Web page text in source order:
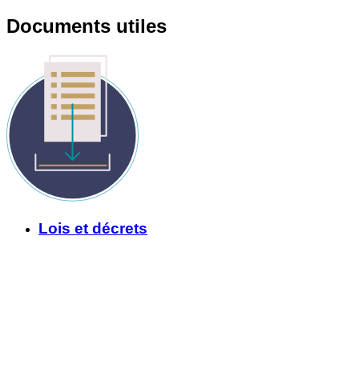
Documents utiles
Lois et décrets